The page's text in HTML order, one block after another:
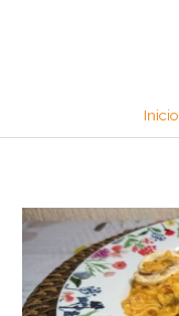
Inicio